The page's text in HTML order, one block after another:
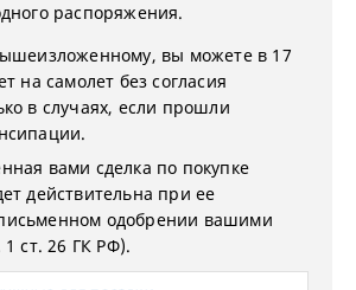
распоряжения.
вы можете в 17
на самолет без согласия
в случаях, если прошли
вами сделка по покупке
действительна при ее
одобрении вашими
ст. 26 ГК РФ).